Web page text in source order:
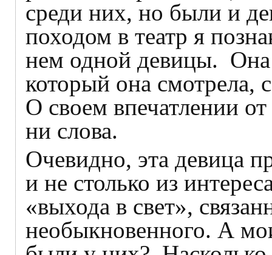
среди них, но были и
походом в театр я
нем одной девицы. Она
который она смотрела,
О своем впечатлении
ни слова.
Очевидно, эта девица
и не столько из
«выхода в свет»,
необыкновенного. А